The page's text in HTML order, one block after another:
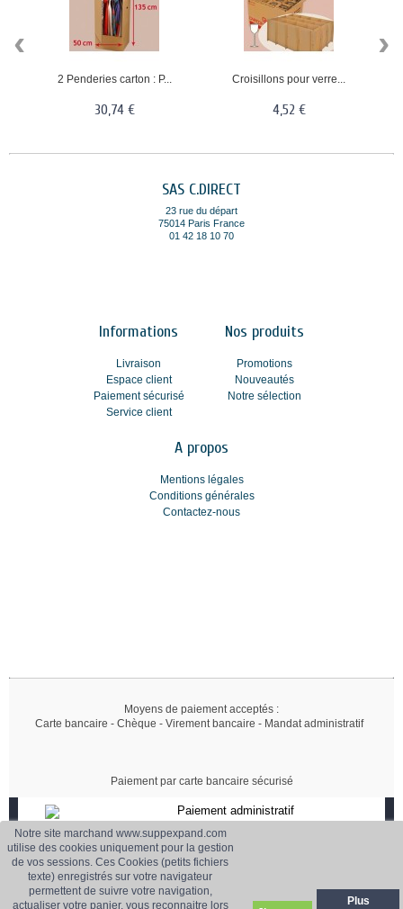
Notre site marchand www.suppexpand.com
utilise des cookies uniquement pour la gestion
de vos sessions. Ces Cookies (petits fichiers
texte) enregistrés sur votre navigateur
permettent de suivre votre navigation,
actualiser votre panier, vous reconnaitre lors
Plus
2 Penderies carton : P...
30,74 €
Croisillons pour verre...
4,52 €
‹ ›
SAS C.DIRECT
23 rue du départ
75014 Paris France
01 42 18 10 70
Informations
Livraison
Espace client
Paiement sécurisé
Service client
Nos produits
Promotions
Nouveautés
Notre sélection
A propos
Mentions légales
Conditions générales
Contactez-nous
Moyens de paiement acceptés :
Carte bancaire - Chèque - Virement bancaire - Mandat administratif
Paiement par carte bancaire sécurisé
Paiement administratif
Paiement sécurisé
CB, Virement, Chèque..
Livraison
France et Europe 01 42 18 10 70